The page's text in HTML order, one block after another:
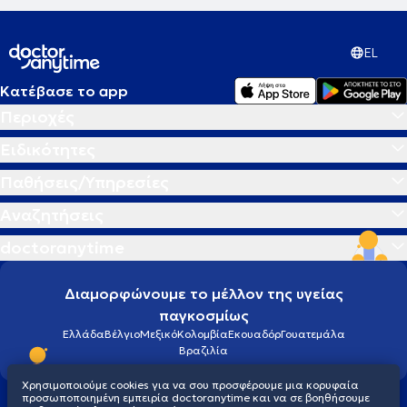
EL
Κατέβασε το app
Διαμορφώνουμε το μέλλον της υγείας
παγκοσμίως
ΕλλάδαΒέλγιοΜεξικόΚολομβίαΕκουαδόρΓουατεμάλα
Βραζιλία
Χρησιμοποιούμε cookies για να σου προσφέρουμε μια κορυφαία
προσωποποιημένη εμπειρία doctoranytime και να σε βοηθήσουμε